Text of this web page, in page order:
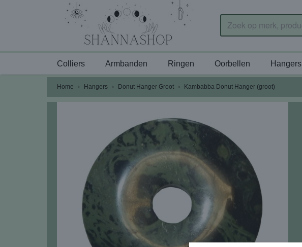
Colliers Armbanden Ringen Oorbellen Hangers
Home › Hangers › Donut Hanger Groot › Kambabba Donut Hanger (groot)